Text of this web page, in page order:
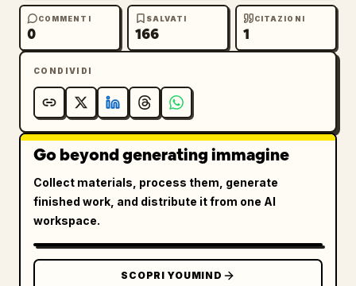
COMMENTI
0
SALVATI
166
CITAZIONI
1
CONDIVIDI
Go beyond generating immagine
Collect materials, process them, generate
finished work, and distribute it from one AI
workspace.
SCOPRI YOUMIND